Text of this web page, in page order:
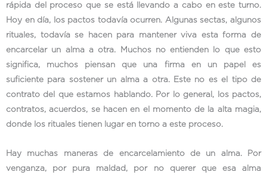
rápida del proceso que se está llevando a cabo en este turno.
Hoy en día, los pactos todavía ocurren. Algunas sectas, algunos
rituales, todavía se hacen para mantener viva esta forma de
encarcelar un alma a otra. Muchos no entienden lo que esto
significa, muchos piensan que una firma en un papel es
suficiente para sostener un alma a otra. Este no es el tipo de
contrato del que estamos hablando. Por lo general, los pactos,
contratos, acuerdos, se hacen en el momento de la alta magia,
donde los rituales tienen lugar en torno a este proceso.
Hay muchas maneras de encarcelamiento de un alma. Por
venganza, por pura maldad, por no querer que esa alma